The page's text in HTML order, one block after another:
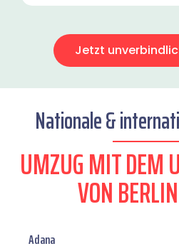
Jetzt
Nationale &
UMZUG MIT DEM
VON
Adana